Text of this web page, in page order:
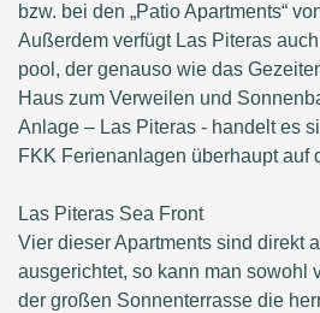
bzw. bei den „Patio Apartments“
Außerdem verfügt Las Piteras
pool, der genauso wie das
Haus zum Verweilen und
Anlage – Las Piteras - handelt es
FKK Ferienanlagen überhaupt auf
Las Piteras Sea Front
Vier dieser Apartments sind direkt
ausgerichtet, so kann man sowohl
der großen Sonnenterrasse die